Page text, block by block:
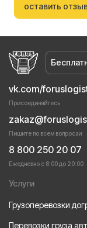
оставить
vk.com/
Присоединяйтесь
Пишите по всем вопросаи
8 800 250 20 07
Ежедневно с 8:00 до 20:00
Услуги
Грузоперевозки
Перевозки груза